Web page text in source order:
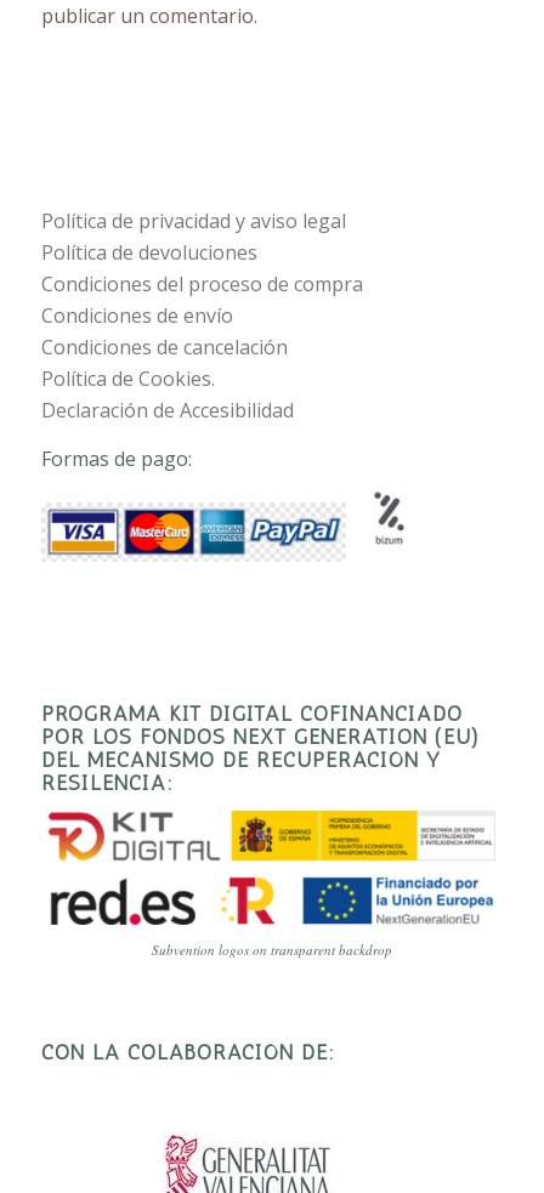
publicar un comentario.
Política de privacidad y aviso legal
Política de devoluciones
Condiciones del proceso de compra
Condiciones de envío
Condiciones de cancelación
Política de Cookies.
Declaración de Accesibilidad
Formas de pago:
PROGRAMA KIT DIGITAL COFINANCIADO
POR LOS FONDOS NEXT GENERATION (EU)
DEL MECANISMO DE RECUPERACIÓN Y
RESILENCIA:
Subvention logos on transparent backdrop
CON LA COLABORACIÓN DE: